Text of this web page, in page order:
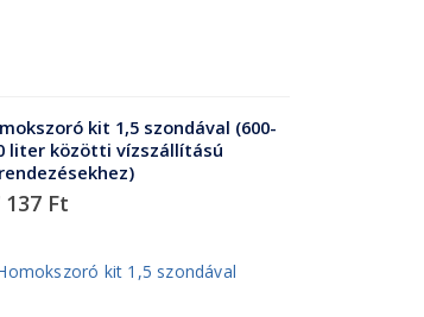
kit 1,5 szondával (600-
liter közötti vízszállítású
137 Ft